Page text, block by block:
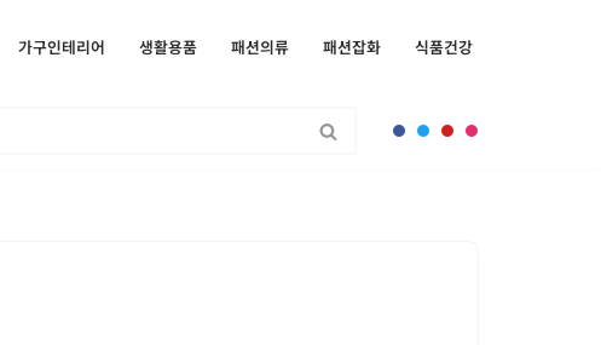
가구인테리어 생활용품 패션의류 패션잡화 식품건강